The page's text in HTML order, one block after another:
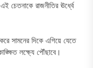
চেতনাকে রাজনীতির ঊর্ধ্বে
সামনের দিকে এগিয়ে যেতে
লক্ষ্যে পৌঁছাবে।